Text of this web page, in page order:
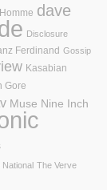
dave
Disclosure
Ferdinand Gossip
Kasabian
Gore
Muse Nine Inch
National The Verve